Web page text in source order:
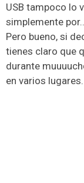
USB tampoco lo
simplemente
Pero bueno, si
tienes claro que
durante
en varios lugares.